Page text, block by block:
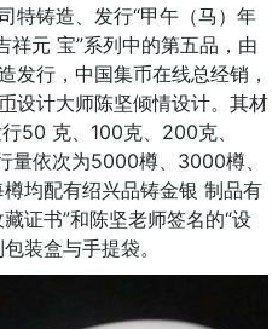
特铸造、发行“甲午（马）年
祥元 宝”系列中的第五品，由
发行，中国集币在线总经销，
设计大师陈坚倾情设计。其材
50 克、100克、200克、
量依次为5000樽、3000樽、
均配有绍兴品铸金银 制品有
证书”和陈坚老师签名的“设
装盒与手提袋。